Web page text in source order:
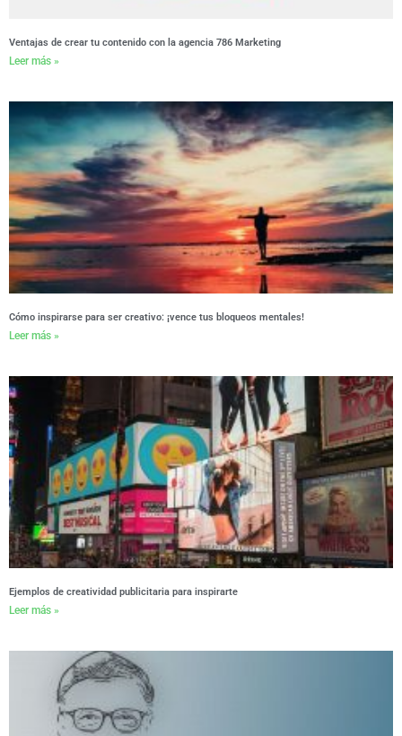
Ventajas de crear tu contenido con la agencia 786 Marketing
Leer más »
Cómo inspirarse para ser creativo: ¡vence tus bloqueos mentales!
Leer más »
Ejemplos de creatividad publicitaria para inspirarte
Leer más »